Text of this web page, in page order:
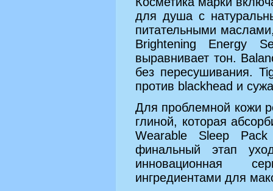
для душа с
питательными
Brightening Energy
выравнивает тон.
без пересушивания.
против blackhead и
Для проблемной кожи
глиной, которая
Wearable Sleep
финальный этап
инновационная
ингредиентами для